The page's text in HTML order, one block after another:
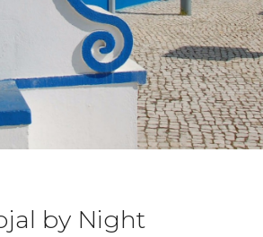
by Night